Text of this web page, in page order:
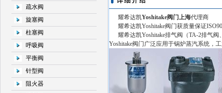
疏水阀
旋塞阀
柱塞阀
呼吸阀
平衡阀
针型阀
阻火器
耀希达凯Yoshitake阀门上海代理商
耀希达凯Yoshitake阀门获质量保证
耀希达凯Yoshitake排气阀（TA-2排气阀
Yoshitake阀门广泛应用于锅炉蒸汽系统，